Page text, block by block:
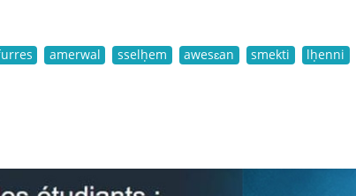
amerwal sselḥem awesɛan smekti lḥenni